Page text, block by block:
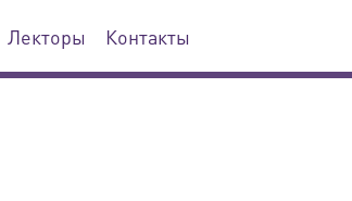
Лекторы Контакты